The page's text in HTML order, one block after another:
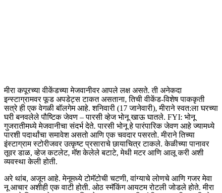
मीरा कपूरच्या वीकेंडच्या मेजवानीवर आपले लक्ष असते. ती अनेकदा
इन्स्टाग्रामवर फूड अपडेट्स टाकत असताना, तिची वीकेंड-विशेष पाककृती
सत्रे ही एक वेगळी बॉलगेम आहे. शनिवारी (17 जानेवारी), मीराने स्वत:ला घरच्या
घरी बनवलेले पौष्टिक जेवण – पारसी व्हेज भोनू खाऊ घातले. FYI: भोनू
गुजरातीमध्ये मेजवानीचा संदर्भ देते. पारसी भोनू हे पारंपारिक जेवण आहे ज्यामध्ये
पारशी पदार्थांचा समावेश असतो आणि एक चवदार पसरतो. मीराने तिच्या
इंस्टाग्राम स्टोरीजवर उत्कृष्ट प्रसाराचे छायाचित्र टाकले. केळीच्या पानावर
तूवर डाळ, व्हेज कटलेट, मॅश केलेले बटाटे, मेथी मटर आणि आलू करी अशी
व्यवस्था केली होती.
अरे थांब, अजून आहे. मेनूमध्ये टोमॅटोची चटणी, वांग्याचे लोणचे आणि गजर मेवा
नू आचार अशीही एक वाटी होती. ओठ स्मॅकिंग आयटम रोटली जोडले होते. मीरा